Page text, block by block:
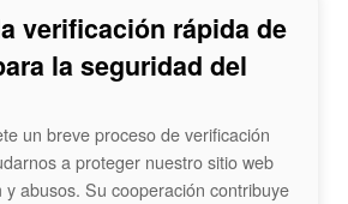
verificación rápida de
la seguridad del
un breve proceso de verificación
a proteger nuestro sitio web
abusos. Su cooperación contribuye